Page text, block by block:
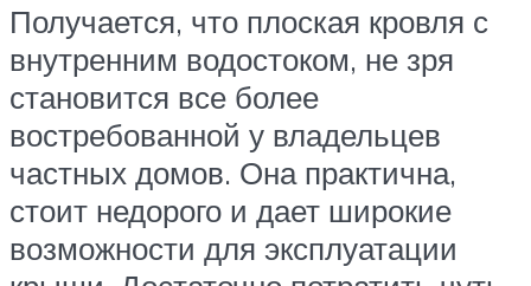
Получается, что плоская кровля с
внутренним водостоком, не зря
становится все более
востребованной у владельцев
частных домов. Она практична,
стоит недорого и дает широкие
возможности для эксплуатации